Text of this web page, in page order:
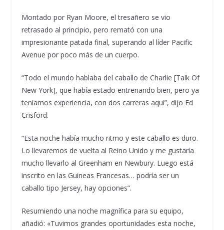
Montado por Ryan Moore, el tresañero se vio
retrasado al principio, pero remató con una
impresionante patada final, superando al líder Pacific
Avenue por poco más de un cuerpo.
“Todo el mundo hablaba del caballo de Charlie [Talk Of
New York], que había estado entrenando bien, pero ya
teníamos experiencia, con dos carreras aquí”, dijo Ed
Crisford.
“Esta noche había mucho ritmo y este caballo es duro.
Lo llevaremos de vuelta al Reino Unido y me gustaría
mucho llevarlo al Greenham en Newbury. Luego está
inscrito en las Guineas Francesas… podría ser un
caballo tipo Jersey, hay opciones”.
Resumiendo una noche magnífica para su equipo,
añadió: «Tuvimos grandes oportunidades esta noche,